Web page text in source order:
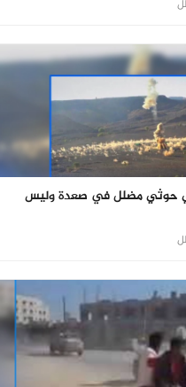
حوثي مضلل في صعدة وليس